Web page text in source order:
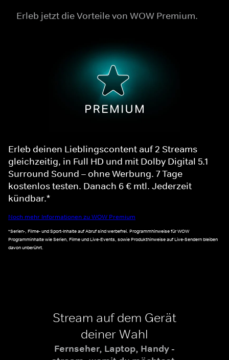
Erleb jetzt die Vorteile von WOW Premium.
Erleb deinen Lieblingscontent auf 2 Streams
gleichzeitig, in Full HD und mit Dolby Digital 5.1
Surround Sound – ohne Werbung. 7 Tage
kostenlos testen. Danach 6 € mtl. Jederzeit
kündbar.*
Noch mehr Informationen zu WOW Premium
*Serien-, Filme- und Sport-Inhalte auf Abruf sind werbefrei. Programmhinweise für WOW
Programminhalte wie Serien, Filme und Live-Events, sowie Produkthinweise auf Live-Sendern bleiben
davon unberührt.
Stream auf dem Gerät
deiner Wahl
Fernseher, Laptop, Handy -